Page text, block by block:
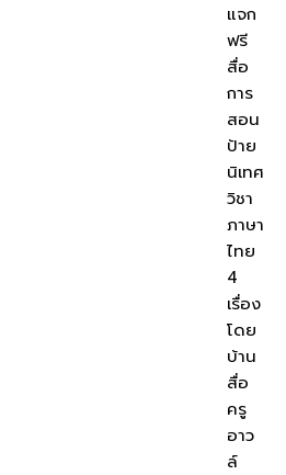
แจก
ฟรี
สื่อ
การ
สอน
ป้าย
นิเทศ
วิชา
ภาษา
ไทย
4
เรื่อง
โดย
บ้าน
สื่อ
ครู
อาว
ล์